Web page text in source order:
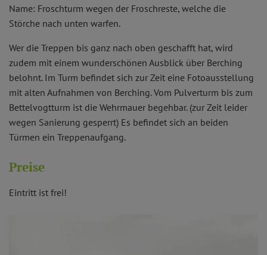
Name: Froschturm wegen der Froschreste, welche die
Störche nach unten warfen.
Wer die Treppen bis ganz nach oben geschafft hat, wird
zudem mit einem wunderschönen Ausblick über Berching
belohnt. Im Turm befindet sich zur Zeit eine Fotoausstellung
mit alten Aufnahmen von Berching. Vom Pulverturm bis zum
Bettelvogtturm ist die Wehrmauer begehbar. (zur Zeit leider
wegen Sanierung gesperrt) Es befindet sich an beiden
Türmen ein Treppenaufgang.
Preise
Eintritt ist frei!